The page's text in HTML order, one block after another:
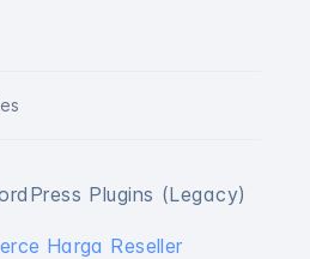
Plugins (Legacy)
Harga Reseller